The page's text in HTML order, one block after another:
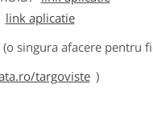
link aplicatie
singura afacere pentru
targoviste )